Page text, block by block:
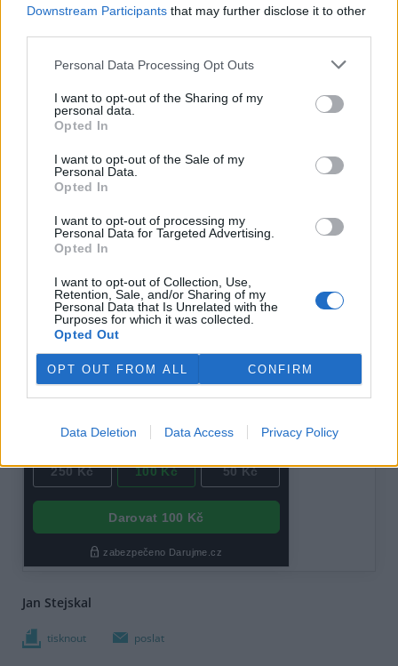
Downstream Participants that may further disclose it to other
Personal Data Processing Opt Outs
I want to opt-out of the Sharing of my
personal data.
Opted In
I want to opt-out of the Sale of my
Personal Data.
Opted In
I want to opt-out of processing my
Personal Data for Targeted Advertising.
Opted In
I want to opt-out of Collection, Use,
Retention, Sale, and/or Sharing of my
Personal Data that Is Unrelated with the
Purposes for which it was collected.
Opted Out
OPT OUT FROM ALL CONFIRM
Data Deletion Data Access Privacy Policy
Ty hlavní se týkají nakládání s energiemi. Ačkoliv je
zejména elektřiny naopak brání úspěšnějšímu prosazování
přehlížen podíl domácností na vzniku nežádoucích vlivů na
životní prostředí. Dochází sice ve větší míře k rozšiřování
informací o životním prostředí, například o úsporách
dopad takových aktivit však stále zůstává zanedbatelný.
Jan Stejskal
tisknout poslat